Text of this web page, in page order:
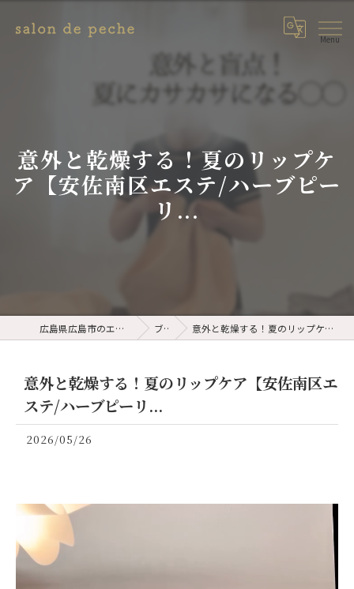
意外と乾燥する！夏のリップケ
ア【安佐南区エステ/ハーブピー
リ...
広島県広島市のエステならsalon de peche ブログ 意外と乾燥する！夏のリップケア【安佐南区エステ/ハーブピーリ...
意外と乾燥する！夏のリップケア【安佐南区エ
ステ/ハーブピーリ...
2026/05/26